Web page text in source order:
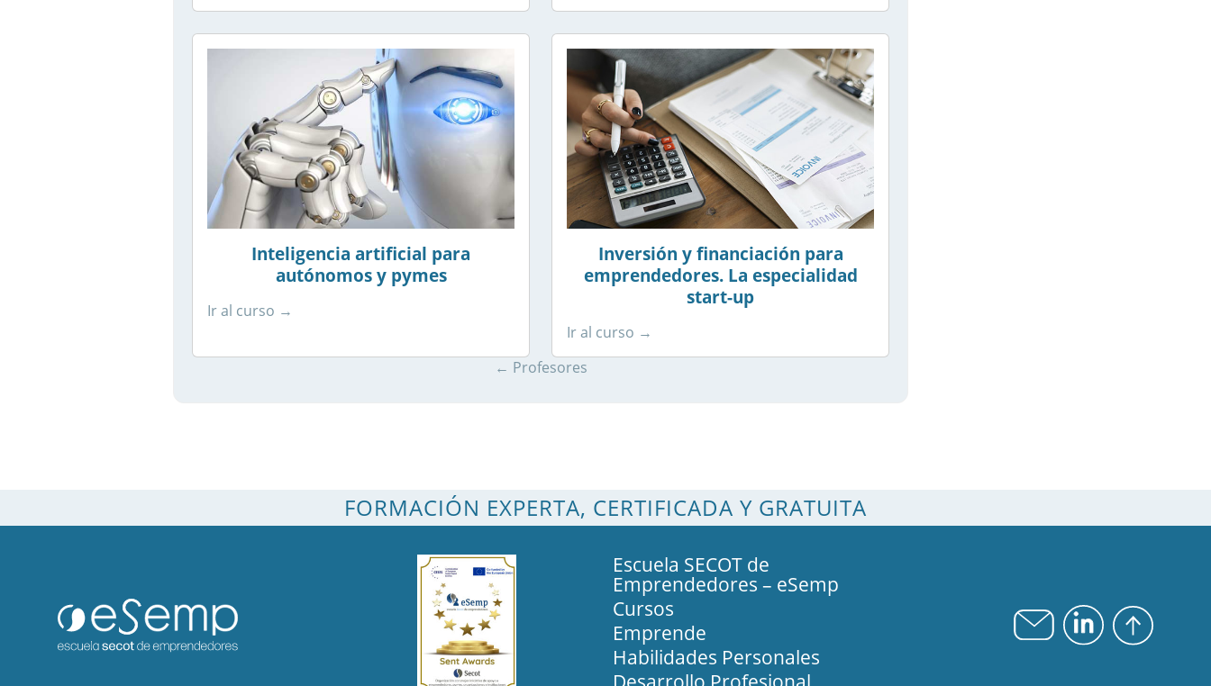
Inteligencia artificial para
autónomos y pymes
Ir al curso →
Inversión y financiación para
emprendedores. La especialidad
start-up
Ir al curso →
← Profesores
FORMACIÓN EXPERTA, CERTIFICADA Y GRATUITA
Escuela SECOT de
Emprendedores – eSemp
Cursos
Emprende
Habilidades Personales